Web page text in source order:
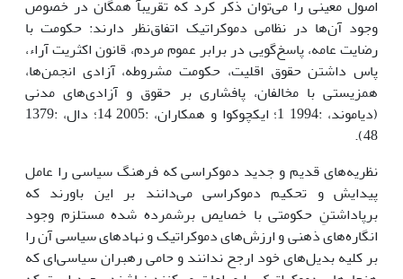
اصول معینى را مى‌توان ذکر کرد که تقریبآ همگان در خصوص
وجود آن‌ها در نظامى دموکراتیک اتفاق‌نظر دارند: حکومت با
رضایت عامه، پاسخ‌گویى در برابر عموم مردم، قانون اکثریت آراء،
پاس داشتن حقوق اقلیت، حکومت مشروطه، آزادى انجمن‌ها،
همزیستى با مخالفان، پافشارى بر حقوق و آزادى‌هاى مدنى
(دیاموند، :1994 1؛ ایکچوکوا و همکاران، :2005 14؛ دال، :1379
48).
نظریه‌هاى قدیم و جدید دموکراسى که فرهنگ سیاسى را عامل
پیدایش و تحکیم دموکراسى مى‌دانند بر این باورند که
برپاداشتنِ حکومتى با خصایص برشمرده شده مستلزم وجود
انگاره‌هاى ذهنى و ارزش‌هاى دموکراتیک و نهادهاى سیاسى آن را
بر کلیه بدیل‌هاى خود ارجح ندانند و حامى رهبران سیاسى‌اى که